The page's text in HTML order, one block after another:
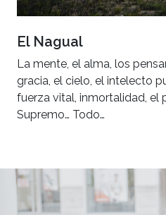
El Nagual
La mente, el alma, los
gracia, el cielo, el intelecto
fuerza vital, inmortalidad, el
Supremo… Todo…